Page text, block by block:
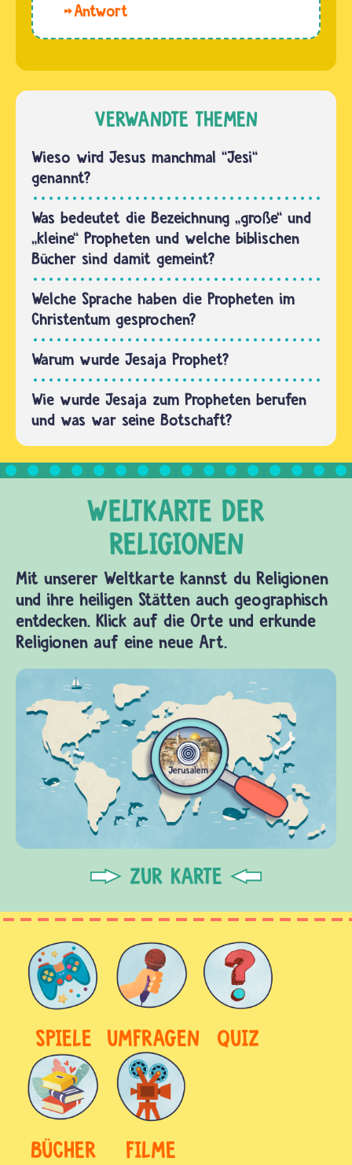
Verbannung
wie kein…
Christentum
glauben,
berufen
hat.
Dabei soll
Gott…
wissen
wir
wenig
Jesaja.
Forschende
vermuten,
dass er
in
Jerusalem
aufgewachsen
ist und
dort
aus…
VERWANDTE THEMEN
Wieso wird Jesus manchmal “Jesi“
genannt?
Was bedeutet die Bezeichnung „große“ und
„kleine“ Propheten und welche biblischen
Bücher sind damit gemeint?
Welche Sprache haben die Propheten im
Christentum gesprochen?
Warum wurde Jesaja Prophet?
Wie wurde Jesaja zum Propheten berufen
und was war seine Botschaft?
Mit unserer Weltkarte kannst du Religionen
und ihre heiligen Stätten auch geographisch
entdecken. Klick auf die Orte und erkunde
Religionen auf eine neue Art.
ZUR KARTE
SPIELE UMFRAGEN QUIZ
BÜCHER FILME